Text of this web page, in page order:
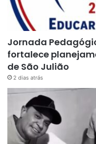
Jornada
fortalece
de São Julião
2 dias atrás